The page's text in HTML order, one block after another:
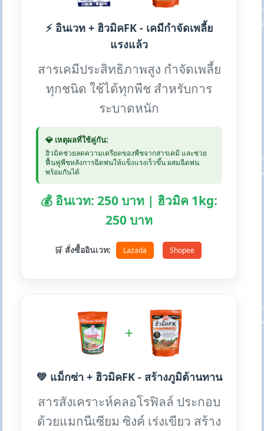
⚡ อินเวท + ฮิวมิคFK - เคมีกำจัดเพลี้ย
แรงแล้ว
สารเคมีประสิทธิภาพสูง กำจัดเพลี้ย
ทุกชนิด ใช้ได้ทุกพืช สำหรับการ
ระบาดหนัก
💎 เหตุผลที่ใช้คู่กัน:
ฮิวมิคช่วยลดความเครียดของพืชจากสารเคมี และช่วย
ฟื้นฟูพืชหลังการฉีดพ่นให้แข็งแรงเร็วขึ้น ผสมฉีดพ่น
พร้อมกันได้
💰 อินเวท: 250 บาท | ฮิวมิค 1kg:
250 บาท
🛒 สั่งซื้ออินเวท: Lazada Shopee
+
💚 แม็กซ่า + ฮิวมิคFK - สร้างภูมิต้านทาน
สารสังเคราะห์คลอโรฟิลล์ ประกอบ
ด้วยแมกนีเซียม ซิงค์ เร่งเขียว สร้าง